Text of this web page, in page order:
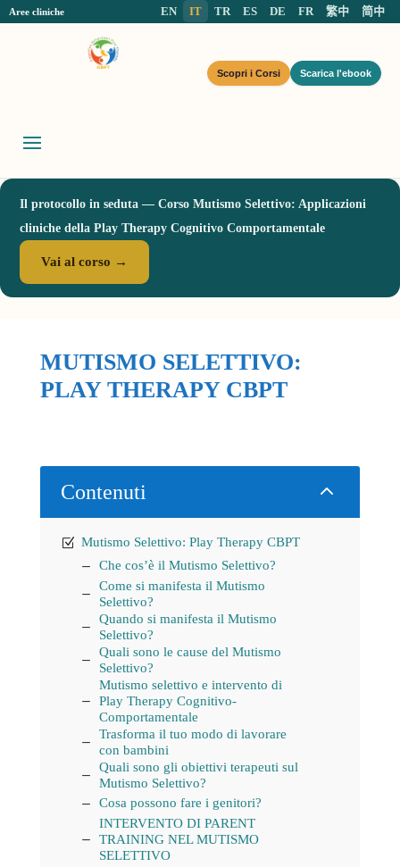
Aree cliniche EN IT TR ES DE FR 繁中 简中
Scopri i Corsi Scarica l'ebook
Il protocollo in seduta — Corso Mutismo Selettivo: Applicazioni
cliniche della Play Therapy Cognitivo Comportamentale
Vai al corso →
MUTISMO SELETTIVO:
PLAY THERAPY CBPT
Contenuti 2
Mutismo Selettivo: Play Therapy CBPT
Che cos’è il Mutismo Selettivo?
Come si manifesta il Mutismo
Selettivo?
Quando si manifesta il Mutismo
Selettivo?
Quali sono le cause del Mutismo
Selettivo?
Mutismo selettivo e intervento di
Play Therapy Cognitivo-
Comportamentale
Trasforma il tuo modo di lavorare
con bambini
Quali sono gli obiettivi terapeuti sul
Mutismo Selettivo?
Cosa possono fare i genitori?
INTERVENTO DI PARENT
TRAINING NEL MUTISMO
SELETTIVO